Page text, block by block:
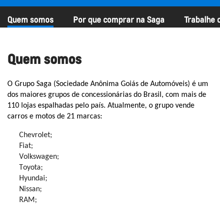
Quem somos Por que comprar na Saga Trabalhe
Quem somos
O Grupo Saga (Sociedade Anônima Goiás de Automóveis) é um
dos maiores grupos de concessionárias do Brasil, com mais de
110 lojas espalhadas pelo país. Atualmente, o grupo vende
carros e motos de 21 marcas:
Chevrolet;
Fiat;
Volkswagen;
Toyota;
Hyundai;
Nissan;
RAM;